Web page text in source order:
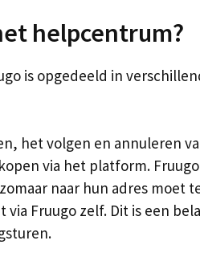
helpcentrum?
is opgedeeld in
het volgen en annuleren
via het platform.
naar hun adres moet
via Fruugo zelf. Dit is een